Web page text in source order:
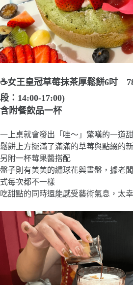
☕女王皇冠草莓抹茶厚鬆餅6吋
段：14:00-17:00)
含附餐飲品一杯
一上桌就會發出「哇～」驚嘆的一道
鬆餅上方擺滿了滿滿的草莓與點綴的
另附一杯莓果醬搭配
盤子則有美美的繡球花與畫盤，據老
式每次都不一樣
吃甜點的同時還能感受藝術氣息，太